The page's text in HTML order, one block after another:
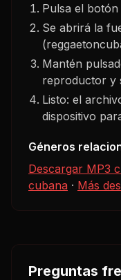
Pulsa el botón
Se abrirá la
Mantén
reproductor y
Listo: el
dispositivo
Géneros
Descargar MP3
cubana · Más
Preguntas